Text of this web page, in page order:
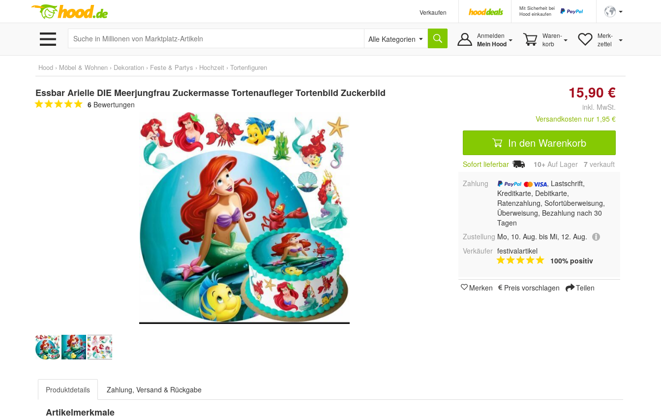
Verkaufen
Mit Sicherheit bei
Hood einkaufen
Alle Kategorien Anmelden
Mein Hood
Waren-
korb
Merk-
zettel
Hood › Möbel & Wohnen › Dekoration › Feste & Partys › Hochzeit › Tortenfiguren
Essbar Arielle DIE Meerjungfrau Zuckermasse Tortenaufleger Tortenbild Zuckerbild
6 Bewertungen
15,90 €
inkl. MwSt.
Versandkosten nur 1,95 €
In den Warenkorb
Sofort lieferbar 10+ Auf Lager 7 verkauft
Zahlung
, Lastschrift,
Kreditkarte, Debitkarte,
Ratenzahlung, Sofortüberweisung,
Überweisung, Bezahlung nach 30
Tagen
Zustellung Mo, 10. Aug. bis Mi, 12. Aug.
Verkäufer festivalartikel
100% positiv
Merken Preis vorschlagen Teilen
Produktdetails Zahlung, Versand & Rückgabe
Artikelmerkmale